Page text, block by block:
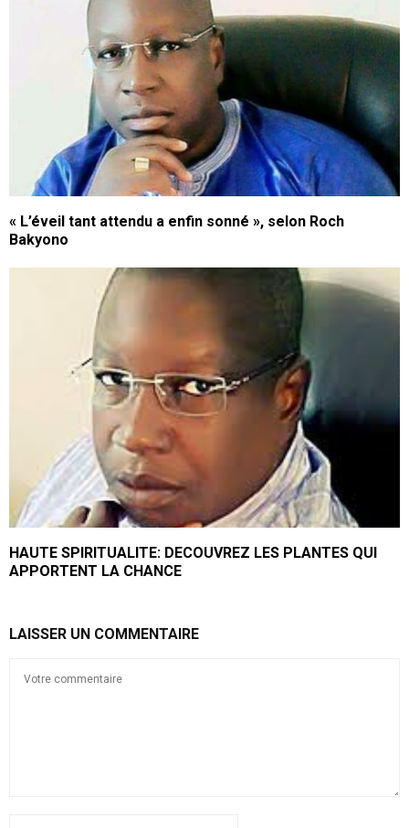
« L’éveil tant attendu a enfin sonné », selon Roch
Bakyono
HAUTE SPIRITUALITE: DECOUVREZ LES PLANTES QUI
APPORTENT LA CHANCE
LAISSER UN COMMENTAIRE